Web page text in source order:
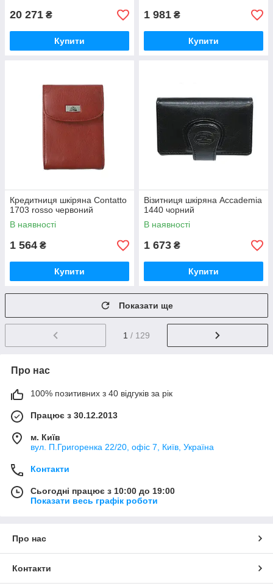
20 271 ₴
Купити
1 981 ₴
Купити
Кредитниця шкіряна Contatto
1703 rosso червоний
В наявності
1 564 ₴
Купити
Візитниця шкіряна Accademia
1440 чорний
В наявності
1 673 ₴
Купити
Показати ще
1 / 129
Про нас
100% позитивних з 40 відгуків за рік
Працює з 30.12.2013
м. Київ
вул. П.Григоренка 22/20, офіс 7, Київ, Україна
Контакти
Сьогодні працює з 10:00 до 19:00
Показати весь графік роботи
Про нас
Контакти